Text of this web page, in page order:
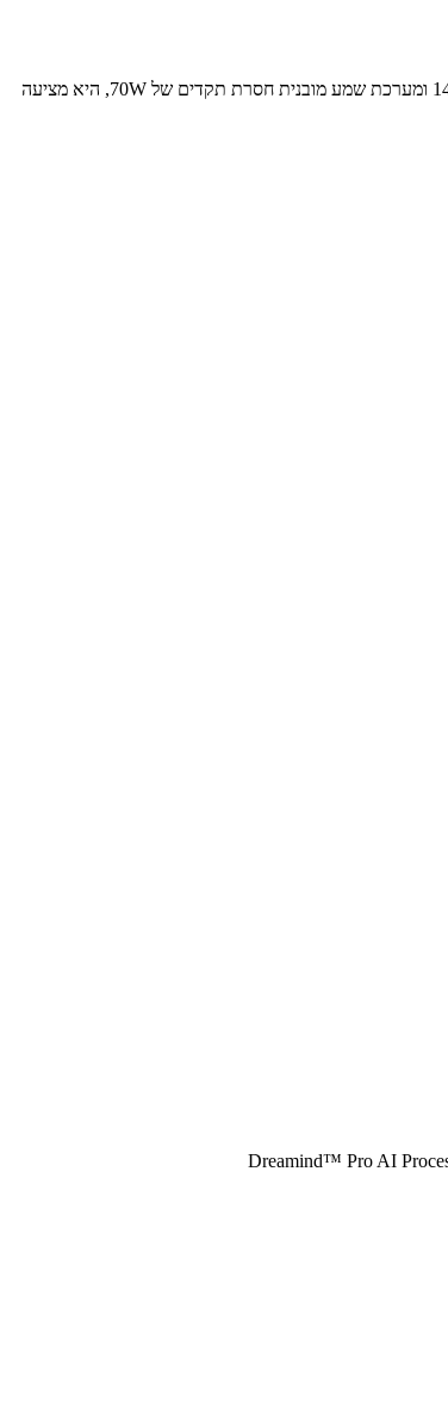
ה-Dreame Aura S100 בגודל 55 אינץ' היא כניסה מרשימה ביותר של ענקית השואבים לשוק הטלוויזיות. עם פאנל Mini-LED ו-QLED מרהיב, קצב רענון של 144Hz ומערכת שמע מובנית חסרת תקדים של 70W, היא מציעה